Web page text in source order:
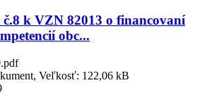
k VZN 82013 o financovaní
obc...
Veľkosť: 122,06 kB